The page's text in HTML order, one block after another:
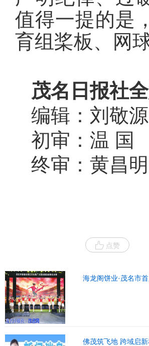
值得一提的是
育组桨板、网
茂名日报社
编辑：刘敬源
初审：温 国
终审：黄昌明
点赞
海龙阁饼业·茂名市
佛茂筑飞地 跨域启新